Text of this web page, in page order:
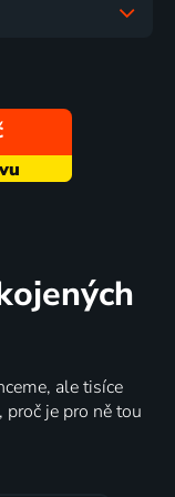
ale tisíce
je pro ně tou